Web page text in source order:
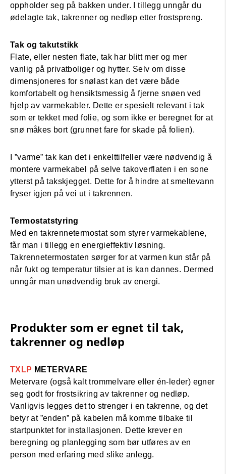
oppholder seg på bakken under. I tillegg unngår du
ødelagte tak, takrenner og nedløp etter frostspreng.
Tak og takutstikk
Flate, eller nesten flate, tak har blitt mer og mer
vanlig på privatboliger og hytter. Selv om disse
dimensjoneres for snølast kan det være både
komfortabelt og hensiktsmessig å fjerne snøen ved
hjelp av varmekabler. Dette er spesielt relevant i tak
som er tekket med folie, og som ikke er beregnet for at
snø måkes bort (grunnet fare for skade på folien).
I ”varme” tak kan det i enkelttilfeller være nødvendig å
montere varmekabel på selve takoverflaten i en sone
ytterst på takskjegget. Dette for å hindre at smeltevann
fryser igjen på vei ut i takrennen.
Termostatstyring
Med en takrennetermostat som styrer varmekablene,
får man i tillegg en energieffektiv løsning.
Takrennetermostaten sørger for at varmen kun står på
når fukt og temperatur tilsier at is kan dannes. Dermed
unngår man unødvendig bruk av energi.
Produkter som er egnet til tak,
takrenner og nedløp
TXLP METERVARE
Metervare (også kalt trommelvare eller én-leder) egner
seg godt for frostsikring av takrenner og nedløp.
Vanligvis legges det to strenger i en takrenne, og det
betyr at ”enden” på kabelen må komme tilbake til
startpunktet for installasjonen. Dette krever en
beregning og planlegging som bør utføres av en
person med erfaring med slike anlegg.